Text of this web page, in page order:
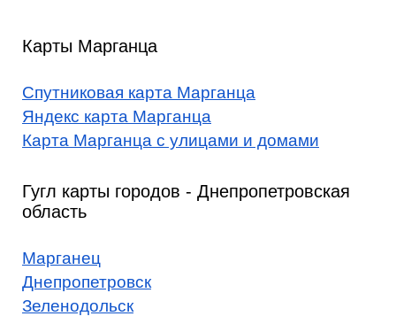
Карты Марганца
Спутниковая карта Марганца
Яндекс карта Марганца
Карта Марганца с улицами и домами
Гугл карты городов - Днепропетровская
область
Марганец
Днепропетровск
Зеленодольск